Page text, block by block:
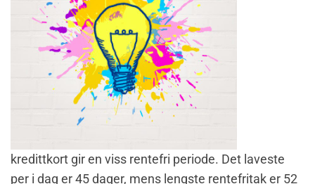
kredittkort gir en viss rentefri periode. Det laveste
per i dag er 45 dager, mens lengste rentefritak er 52